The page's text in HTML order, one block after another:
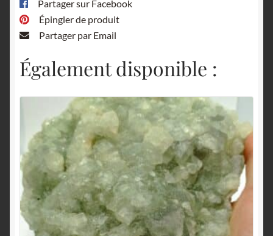
Partager sur Facebook
Épingler de produit
Partager par Email
Également disponible :